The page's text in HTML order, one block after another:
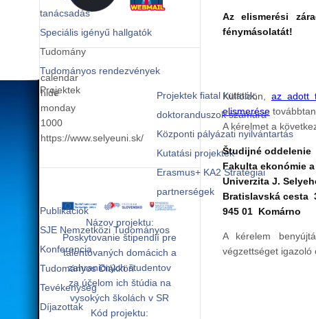
tanácsadás
Speciális igényű hallgatók
Tudomány
Tudományos rendezvények
Projektek
Projektek fiatal kutatók,
doktoranduszok számára
Központi pályázati nyilvántartás
Kutatási projektek
Erasmus+ KA2 Stratégiai
partnerségek
Publikációk
SJE Nemzetközi Tudományos
Konferencia
Tudományos Diákköri
Tevékenység
Díjazottak
Az elismerési
fénymásolatát!
Külföldön, az adott
elismerése
A kérelmet a
Študijné oddelenie
Fakulta ekonómie
Univerzita J.
Bratislavská cesta
945 01 Komárno
A kérelem
végzettséget igazoló
calendar
hide
monday
1000
https://www.selyeuni.sk/
Názov projektu:
Poskytovanie štipendií pre
talentovaných domácich a
zahraničných študentov
za účelom ich štúdia na
vysokých školách v SR
Kód projektu: